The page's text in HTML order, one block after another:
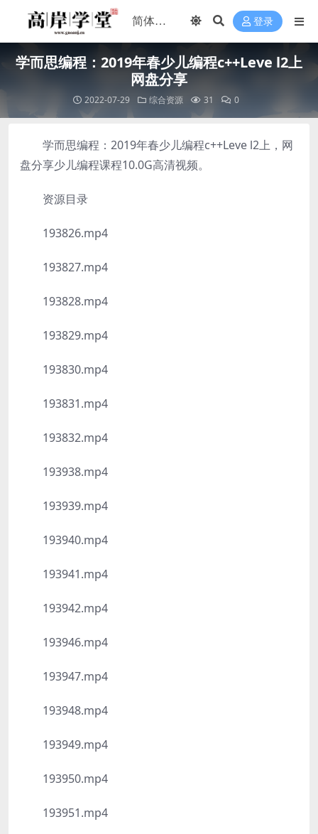
登录
学而思编程：2019年春少儿编程c++Leve l2上
网盘分享
2022-07-29 综合资源 31 0
学而思编程：2019年春少儿编程c++Leve l2上，网
盘分享少儿编程课程10.0G高清视频。
资源目录
193826.mp4
193827.mp4
193828.mp4
193829.mp4
193830.mp4
193831.mp4
193832.mp4
193938.mp4
193939.mp4
193940.mp4
193941.mp4
193942.mp4
193946.mp4
193947.mp4
193948.mp4
193949.mp4
193950.mp4
193951.mp4